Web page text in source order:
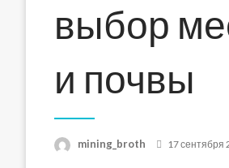
выбор
и почвы
mining_broth
Posted
17 сентября